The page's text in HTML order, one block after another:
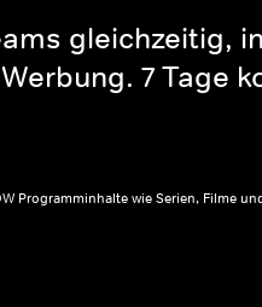
gleichzeitig,
7 Tage
Programminhalte wie Serien, Filme